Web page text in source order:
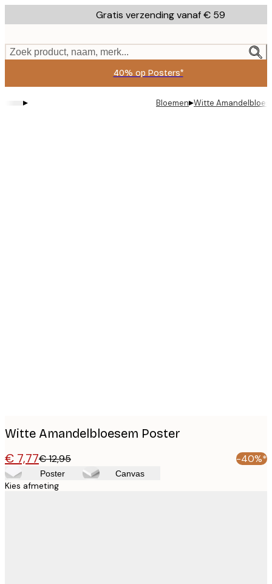
to
content.
Gratis verzending vanaf € 59
Zoek product, naam, merk...
40% op Posters*
▸ Bloemen▸Witte
Witte Amandelbloesem Poster
€ 7,77€ 12,95 -40%*
Poster Canvas
Kies afmeting